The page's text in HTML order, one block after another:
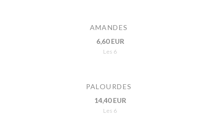
AMANDES
6,60 EUR
Les 6
PALOURDES
14,40 EUR
Les 6